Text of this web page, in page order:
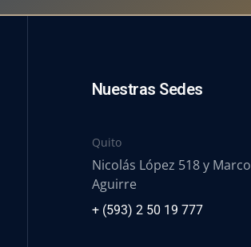
Nuestras Sedes
Quito
Nicolás López 518 y Marco
Aguirre
+ (593) 2 50 19 777